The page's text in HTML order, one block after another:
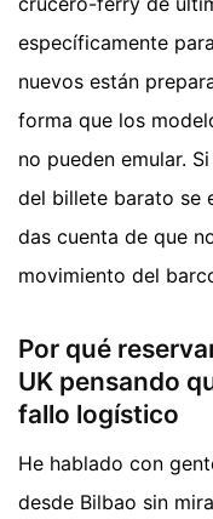
específicamente
nuevos están
forma que los
no pueden emular.
del billete barato se
das cuenta de que
movimiento del
Por qué
UK pensando
fallo logístico
He hablado con
desde Bilbao sin